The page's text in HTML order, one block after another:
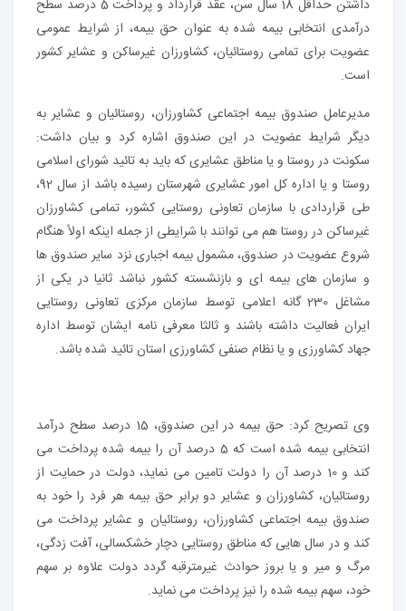
داشتن حداقل 18 سال سن، عقد قرارداد و پرداخت 5 درصد سطح
درآمدی انتخابی بیمه شده به عنوان حق بیمه، از شرایط عمومی
عضویت برای تمامی روستائیان، کشاورزان غیرساکن و عشایر کشور
است.
مدیرعامل صندوق بیمه اجتماعی کشاورزان، روستائیان و عشایر به
دیگر شرایط عضویت در این صندوق اشاره کرد و بیان داشت:
سکونت در روستا و یا مناطق عشایری که باید به تائید شورای اسلامی
روستا و یا اداره کل امور عشایری شهرستان رسیده باشد از سال 92،
طی قراردادی با سازمان تعاونی روستایی کشور، تمامی کشاورزان
غیرساکن در روستا هم می توانند با شرایطی از جمله اینکه اولاً هنگام
شروع عضویت در صندوق، مشمول بیمه اجباری نزد سایر صندوق ها
و سازمان های بیمه ای و بازنشسته کشور نباشد ثانیا در یکی از
مشاغل 230 گانه اعلامی توسط سازمان مرکزی تعاونی روستایی
ایران فعالیت داشته باشند و ثالثا معرفی نامه ایشان توسط اداره
جهاد کشاورزی و یا نظام صنفی کشاورزی استان تائید شده باشد.
وی تصریح کرد: حق بیمه در این صندوق، 15 درصد سطح درآمد
انتخابی بیمه شده است که 5 درصد آن را بیمه شده پرداخت می
کند و 10 درصد آن را دولت تامین می نماید، دولت در حمایت از
روستائیان، کشاورزان و عشایر دو برابر حق بیمه هر فرد را خود به
صندوق بیمه اجتماعی کشاورزان، روستائیان و عشایر پرداخت می
کند و در سال هایی که مناطق روستایی دچار خشکسالی، آفت زدگی،
مرگ و میر و یا بروز حوادث غیرمترقبه گردد دولت علاوه بر سهم
خود، سهم بیمه شده را نیز پرداخت می نماید.